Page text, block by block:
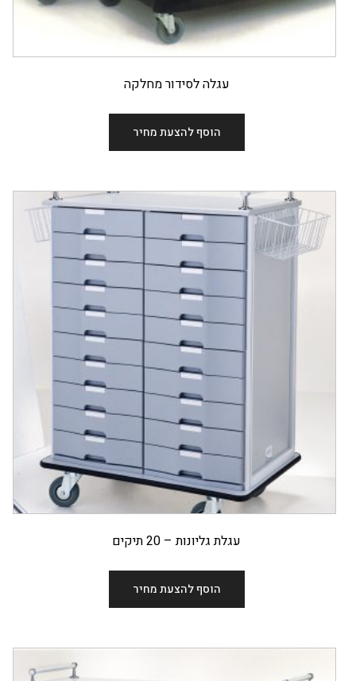
עגלה לסידור מחלקה
הוסף להצעת מחיר
עגלת גליונות – 20 תיקים
הוסף להצעת מחיר